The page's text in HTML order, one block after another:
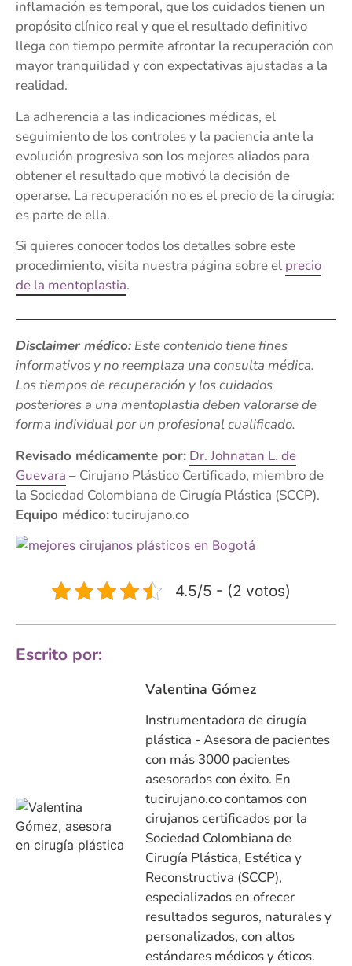
inflamación es temporal, que los cuidados tienen un
propósito clínico real y que el resultado definitivo
llega con tiempo permite afrontar la recuperación con
mayor tranquilidad y con expectativas ajustadas a la
realidad.
La adherencia a las indicaciones médicas, el
seguimiento de los controles y la paciencia ante la
evolución progresiva son los mejores aliados para
obtener el resultado que motivó la decisión de
operarse. La recuperación no es el precio de la cirugía:
es parte de ella.
Si quieres conocer todos los detalles sobre este
procedimiento, visita nuestra página sobre el precio
de la mentoplastia.
Disclaimer médico: Este contenido tiene fines
informativos y no reemplaza una consulta médica.
Los tiempos de recuperación y los cuidados
posteriores a una mentoplastia deben valorarse de
forma individual por un profesional cualificado.
Revisado médicamente por: Dr. Johnatan L. de
Guevara – Cirujano Plástico Certificado, miembro de
la Sociedad Colombiana de Cirugía Plástica (SCCP).
Equipo médico:tucirujano.co
4.5/5 - (2 votos)
Escrito por:
Valentina Gómez
Instrumentadora de cirugía
plástica - Asesora de pacientes
con más 3000 pacientes
asesorados con éxito. En
tucirujano.co contamos con
cirujanos certificados por la
Sociedad Colombiana de
Cirugía Plástica, Estética y
Reconstructiva (SCCP),
especializados en ofrecer
resultados seguros, naturales y
personalizados, con altos
estándares médicos y éticos.